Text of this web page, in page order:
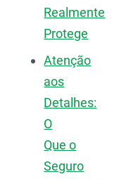
Realmente
Protege
Atenção
aos
Detalhes:
O
Que o
Seguro